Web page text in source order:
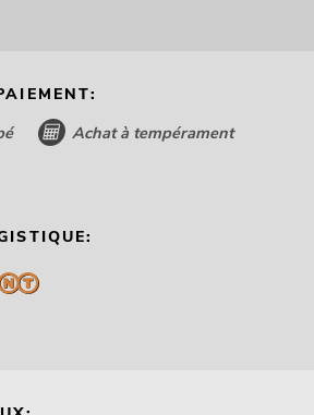
Achat à tempérament